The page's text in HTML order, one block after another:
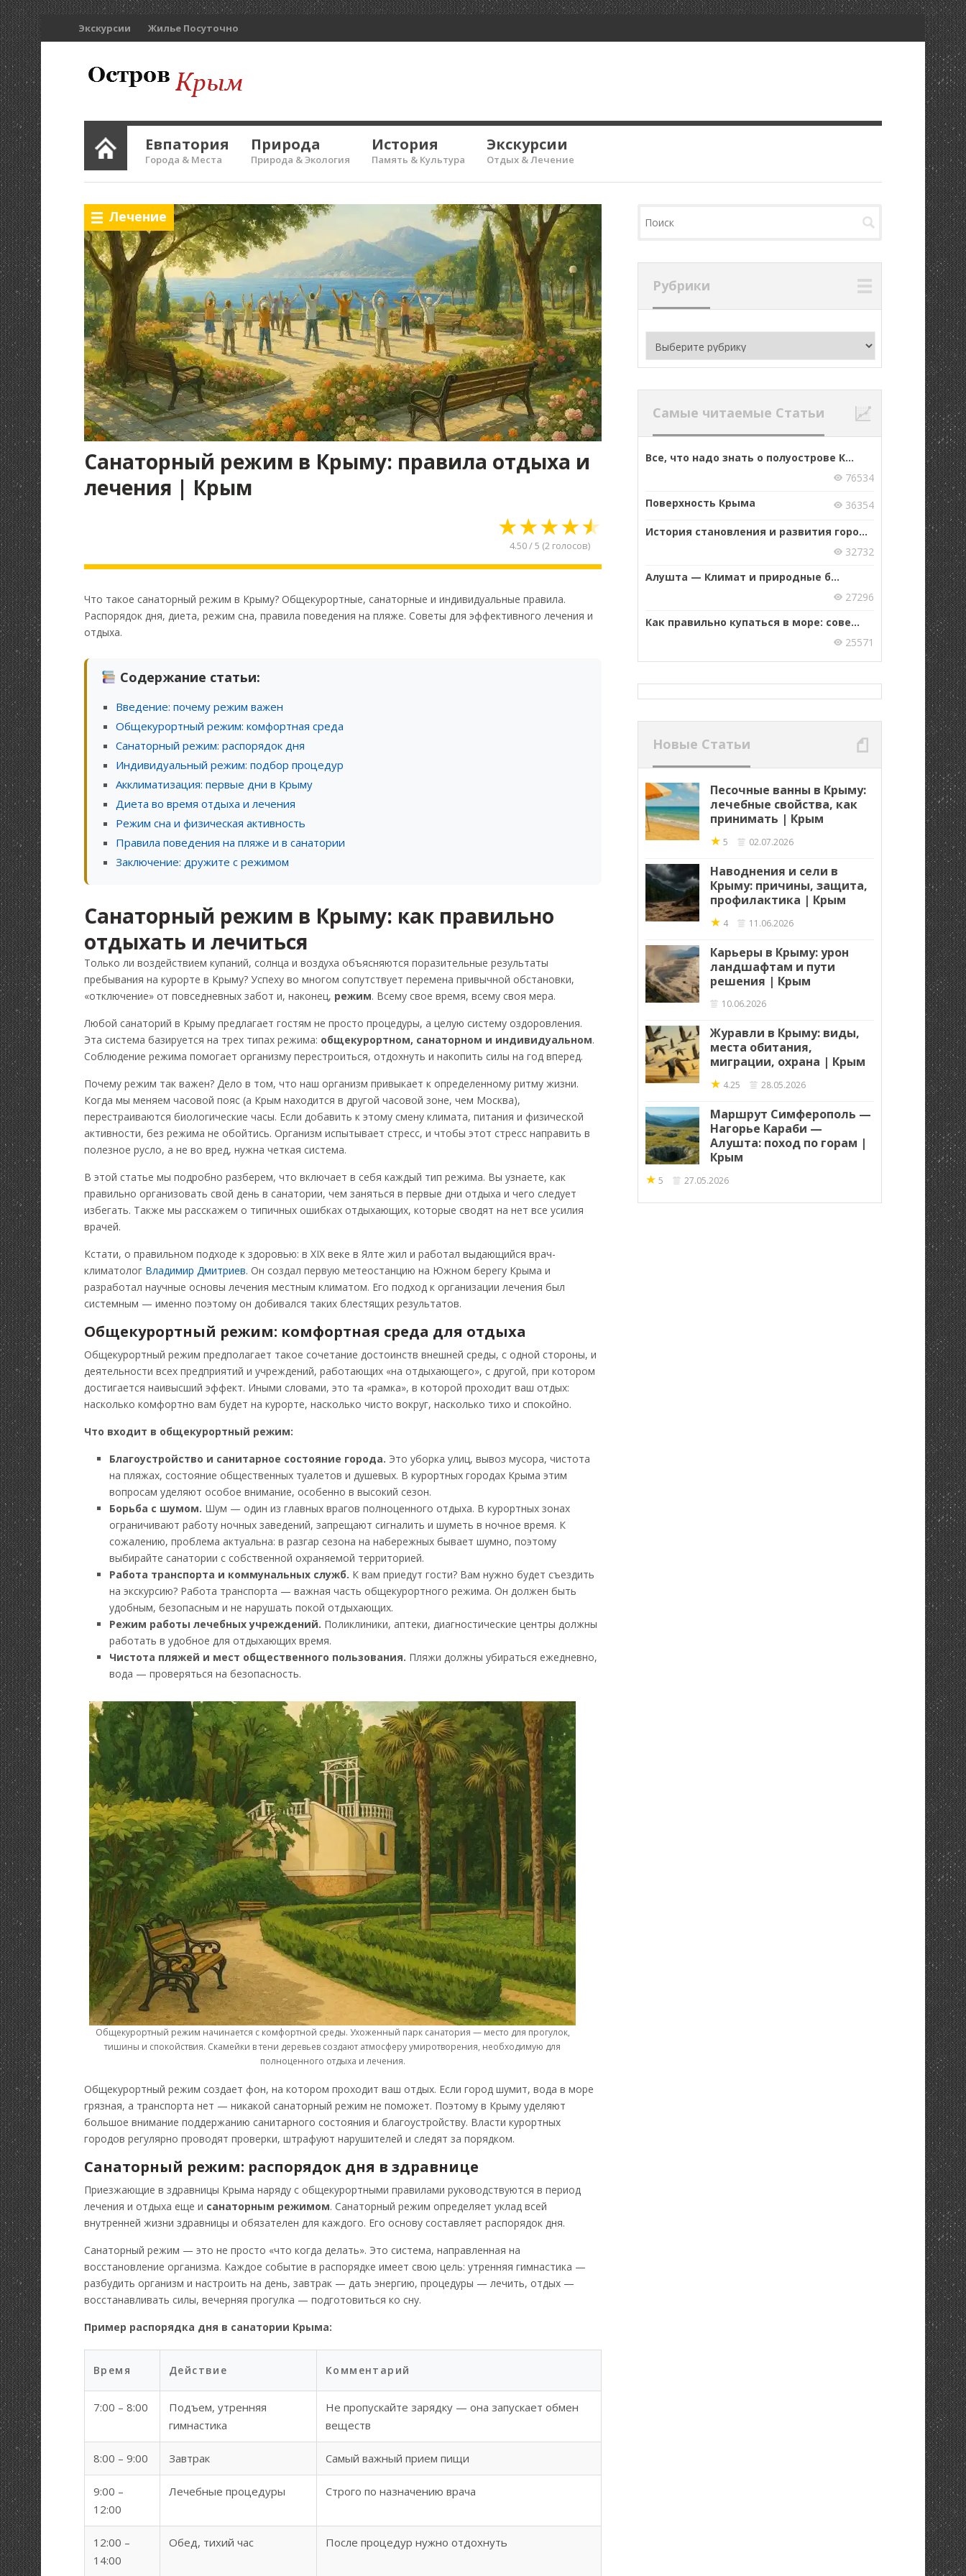
Экскурсии Жилье Посуточно
Евпатория
Города & Места
Природа
Природа & Экология
История
Память & Культура
Экскурсии
Отдых & Лечение
Лечение
Санаторный режим в Крыму: правила отдыха и
лечения | Крым
★★★★★
4.50/5 (2голосов)
Что такое санаторный режим в Крыму? Общекурортные, санаторные и индивидуальные правила.
Распорядок дня, диета, режим сна, правила поведения на пляже. Советы для эффективного лечения и
отдыха.
Содержание статьи:
Введение: почему режим важен
Общекурортный режим: комфортная среда
Санаторный режим: распорядок дня
Индивидуальный режим: подбор процедур
Акклиматизация: первые дни в Крыму
Диета во время отдыха и лечения
Режим сна и физическая активность
Правила поведения на пляже и в санатории
Заключение: дружите с режимом
Санаторный режим в Крыму: как правильно
отдыхать и лечиться
Только ли воздействием купаний, солнца и воздуха объясняются поразительные результаты
пребывания на курорте в Крыму? Успеху во многом сопутствует перемена привычной обстановки,
«отключение» от повседневных забот и, наконец, режим. Всему свое время, всему своя мера.
Любой санаторий в Крыму предлагает гостям не просто процедуры, а целую систему оздоровления.
Эта система базируется на трех типах режима: общекурортном, санаторном и индивидуальном.
Соблюдение режима помогает организму перестроиться, отдохнуть и накопить силы на год вперед.
Почему режим так важен? Дело в том, что наш организм привыкает к определенному ритму жизни.
Когда мы меняем часовой пояс (а Крым находится в другой часовой зоне, чем Москва),
перестраиваются биологические часы. Если добавить к этому смену климата, питания и физической
активности, без режима не обойтись. Организм испытывает стресс, и чтобы этот стресс направить в
полезное русло, а не во вред, нужна четкая система.
В этой статье мы подробно разберем, что включает в себя каждый тип режима. Вы узнаете, как
правильно организовать свой день в санатории, чем заняться в первые дни отдыха и чего следует
избегать. Также мы расскажем о типичных ошибках отдыхающих, которые сводят на нет все усилия
врачей.
Кстати, о правильном подходе к здоровью: в XIX веке в Ялте жил и работал выдающийся врач-
климатолог Владимир Дмитриев. Он создал первую метеостанцию на Южном берегу Крыма и
разработал научные основы лечения местным климатом. Его подход к организации лечения был
системным — именно поэтому он добивался таких блестящих результатов.
Общекурортный режим: комфортная среда для отдыха
Общекурортный режим предполагает такое сочетание достоинств внешней среды, с одной стороны, и
деятельности всех предприятий и учреждений, работающих «на отдыхающего», с другой, при котором
достигается наивысший эффект. Иными словами, это та «рамка», в которой проходит ваш отдых:
насколько комфортно вам будет на курорте, насколько чисто вокруг, насколько тихо и спокойно.
Что входит в общекурортный режим:
Благоустройство и санитарное состояние города. Это уборка улиц, вывоз мусора, чистота
на пляжах, состояние общественных туалетов и душевых. В курортных городах Крыма этим
вопросам уделяют особое внимание, особенно в высокий сезон.
Борьба с шумом. Шум — один из главных врагов полноценного отдыха. В курортных зонах
ограничивают работу ночных заведений, запрещают сигналить и шуметь в ночное время. К
сожалению, проблема актуальна: в разгар сезона на набережных бывает шумно, поэтому
выбирайте санатории с собственной охраняемой территорией.
Работа транспорта и коммунальных служб. К вам приедут гости? Вам нужно будет съездить
на экскурсию? Работа транспорта — важная часть общекурортного режима. Он должен быть
удобным, безопасным и не нарушать покой отдыхающих.
Режим работы лечебных учреждений. Поликлиники, аптеки, диагностические центры должны
работать в удобное для отдыхающих время.
Чистота пляжей и мест общественного пользования. Пляжи должны убираться ежедневно,
вода — проверяться на безопасность.
Общекурортный режим начинается с комфортной среды. Ухоженный парк санатория — место для прогулок,
тишины и спокойствия. Скамейки в тени деревьев создают атмосферу умиротворения, необходимую для
полноценного отдыха и лечения.
Общекурортный режим создает фон, на котором проходит ваш отдых. Если город шумит, вода в море
грязная, а транспорта нет — никакой санаторный режим не поможет. Поэтому в Крыму уделяют
большое внимание поддержанию санитарного состояния и благоустройству. Власти курортных
городов регулярно проводят проверки, штрафуют нарушителей и следят за порядком.
Санаторный режим: распорядок дня в здравнице
Приезжающие в здравницы Крыма наряду с общекурортными правилами руководствуются в период
лечения и отдыха еще и санаторным режимом. Санаторный режим определяет уклад всей
внутренней жизни здравницы и обязателен для каждого. Его основу составляет распорядок дня.
Санаторный режим — это не просто «что когда делать». Это система, направленная на
восстановление организма. Каждое событие в распорядке имеет свою цель: утренняя гимнастика —
разбудить организм и настроить на день, завтрак — дать энергию, процедуры — лечить, отдых —
восстанавливать силы, вечерняя прогулка — подготовиться ко сну.
Пример распорядка дня в санатории Крыма:
Время Действие Комментарий
7:00 – 8:00
Подъем, утренняя
гимнастика
Не пропускайте зарядку — она запускает обмен
веществ
8:00 – 9:00 Завтрак Самый важный прием пищи
9:00 –
12:00
Лечебные процедуры Строго по назначению врача
12:00 –
14:00
Обед, тихий час После процедур нужно отдохнуть
Рубрики
Рубрики
Самые читаемые Статьи
Все, что надо знать о полуострове К...
76534
Поверхность Крыма
36354
История становления и развития горо...
32732
Алушта — Климат и природные б...
27296
Как правильно купаться в море: сове...
25571
Новые Статьи
Песочные ванны в Крыму:
лечебные свойства, как
принимать | Крым
★ 5 02.07.2026
Наводнения и сели в
Крыму: причины, защита,
профилактика | Крым
★ 4 11.06.2026
Карьеры в Крыму: урон
ландшафтам и пути
решения | Крым
10.06.2026
Журавли в Крыму: виды,
места обитания,
миграции, охрана | Крым
★ 4.25 28.05.2026
Маршрут Симферополь —
Нагорье Караби —
Алушта: поход по горам |
Крым
★ 5 27.05.2026